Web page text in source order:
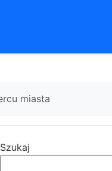
miasta
Szukaj